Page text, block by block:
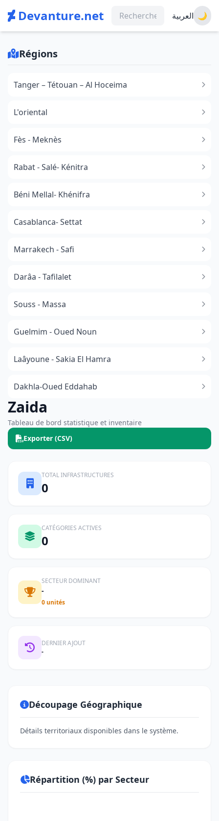
Devanture.net العربية 🌙
Régions
Tanger – Tétouan – Al Hoceima
L'oriental
Fès - Meknès
Rabat - Salé- Kénitra
Béni Mellal- Khénifra
Casablanca- Settat
Marrakech - Safi
Darâa - Tafilalet
Souss - Massa
​Guelmim - Oued Noun
Laâyoune - Sakia El Hamra
Dakhla-Oued Eddahab
Zaida
Tableau de bord statistique et inventaire
Exporter (CSV)
TOTAL INFRASTRUCTURES
0
CATÉGORIES ACTIVES
0
SECTEUR DOMINANT
-
0 unités
DERNIER AJOUT
-
Découpage Géographique
Détails territoriaux disponibles dans le système.
Répartition (%) par Secteur